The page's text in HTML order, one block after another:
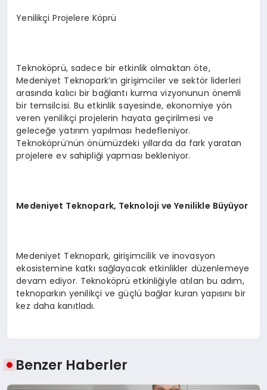
Yenilikçi Projelere Köprü
Teknoköprü, sadece bir etkinlik olmaktan öte,
Medeniyet Teknopark’ın girişimciler ve sektör liderleri
arasında kalıcı bir bağlantı kurma vizyonunun önemli
bir temsilcisi. Bu etkinlik sayesinde, ekonomiye yön
veren yenilikçi projelerin hayata geçirilmesi ve
geleceğe yatırım yapılması hedefleniyor.
Teknoköprü’nün önümüzdeki yıllarda da fark yaratan
projelere ev sahipliği yapması bekleniyor.
Medeniyet Teknopark, Teknoloji ve Yenilikle Büyüyor
Medeniyet Teknopark, girişimcilik ve inovasyon
ekosistemine katkı sağlayacak etkinlikler düzenlemeye
devam ediyor. Teknoköprü etkinliğiyle atılan bu adım,
teknoparkın yenilikçi ve güçlü bağlar kuran yapısını bir
kez daha kanıtladı.
Benzer Haberler